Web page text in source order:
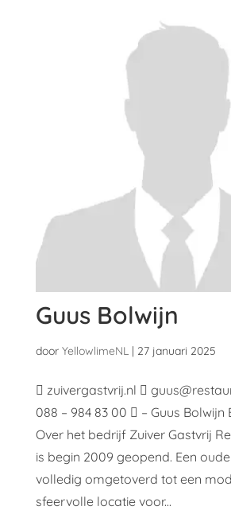
Guus Bolwijn
door YellowlimeNL| 27 januari 2025
 zuivergastvrij.nl 
088 – 984 83 00  – Guus
Over het bedrijf Zuiver Gastvrij
is begin 2009 geopend. Een
volledig omgetoverd tot een
sfeervolle locatie voor...